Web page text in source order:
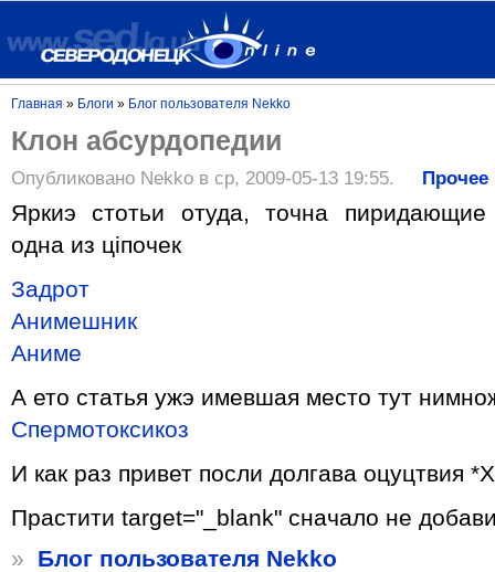
Главная » Блоги » Блог пользователя Nekko
Клон абсурдопедии
Опубликовано Nekko в ср, 2009-05-13 19:55. Прочее
Яркиэ стотьи отуда, точна
одна из цiпочек
Задрот
Анимешник
Аниме
А ето статья ужэ имевшая место тут
Спермотоксикоз
И как раз привет посли долгава оцуцтвия
Прастити target="_blank" сначало не
»
Блог пользователя Nekko